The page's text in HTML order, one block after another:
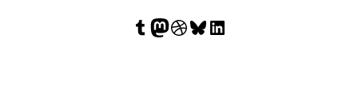
Tumblr Mastodon Dribbble Bluesky LinkedIn